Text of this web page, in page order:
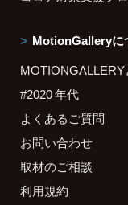
MotionGalleryに
MOTIONGALLERY
#2020 年代
よくあるご質問
お問い合わせ
取材のご相談
利用規約